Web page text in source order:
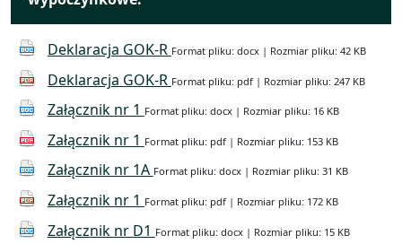
Deklaracja GOK-R Format pliku: docx | Rozmiar pliku: 42 KB
Deklaracja GOK-R Format pliku: pdf | Rozmiar pliku: 247 KB
Załącznik nr 1 Format pliku: docx | Rozmiar pliku: 16 KB
Załącznik nr 1 Format pliku: pdf | Rozmiar pliku: 153 KB
Załącznik nr 1A Format pliku: docx | Rozmiar pliku: 31 KB
Załącznik nr 1 Format pliku: pdf | Rozmiar pliku: 172 KB
Załącznik nr D1 Format pliku: docx | Rozmiar pliku: 15 KB